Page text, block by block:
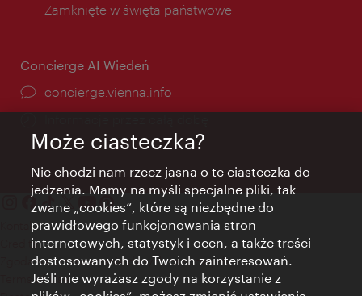
Zamknięte w święta państwowe
Concierge AI Wiedeń
concierge.vienna.info
Kontakt
Credits
Zgoda na przetwarzanie danych osobowych
Terms of Use
Może ciasteczka?
Nie chodzi nam rzecz jasna o te ciasteczka do
jedzenia. Mamy na myśli specjalne pliki, tak
zwane „cookies”, które są niezbędne do
prawidłowego funkcjonowania stron
internetowych, statystyk i ocen, a także treści
dostosowanych do Twoich zainteresowań.
Jeśli nie wyrażasz zgody na korzystanie z